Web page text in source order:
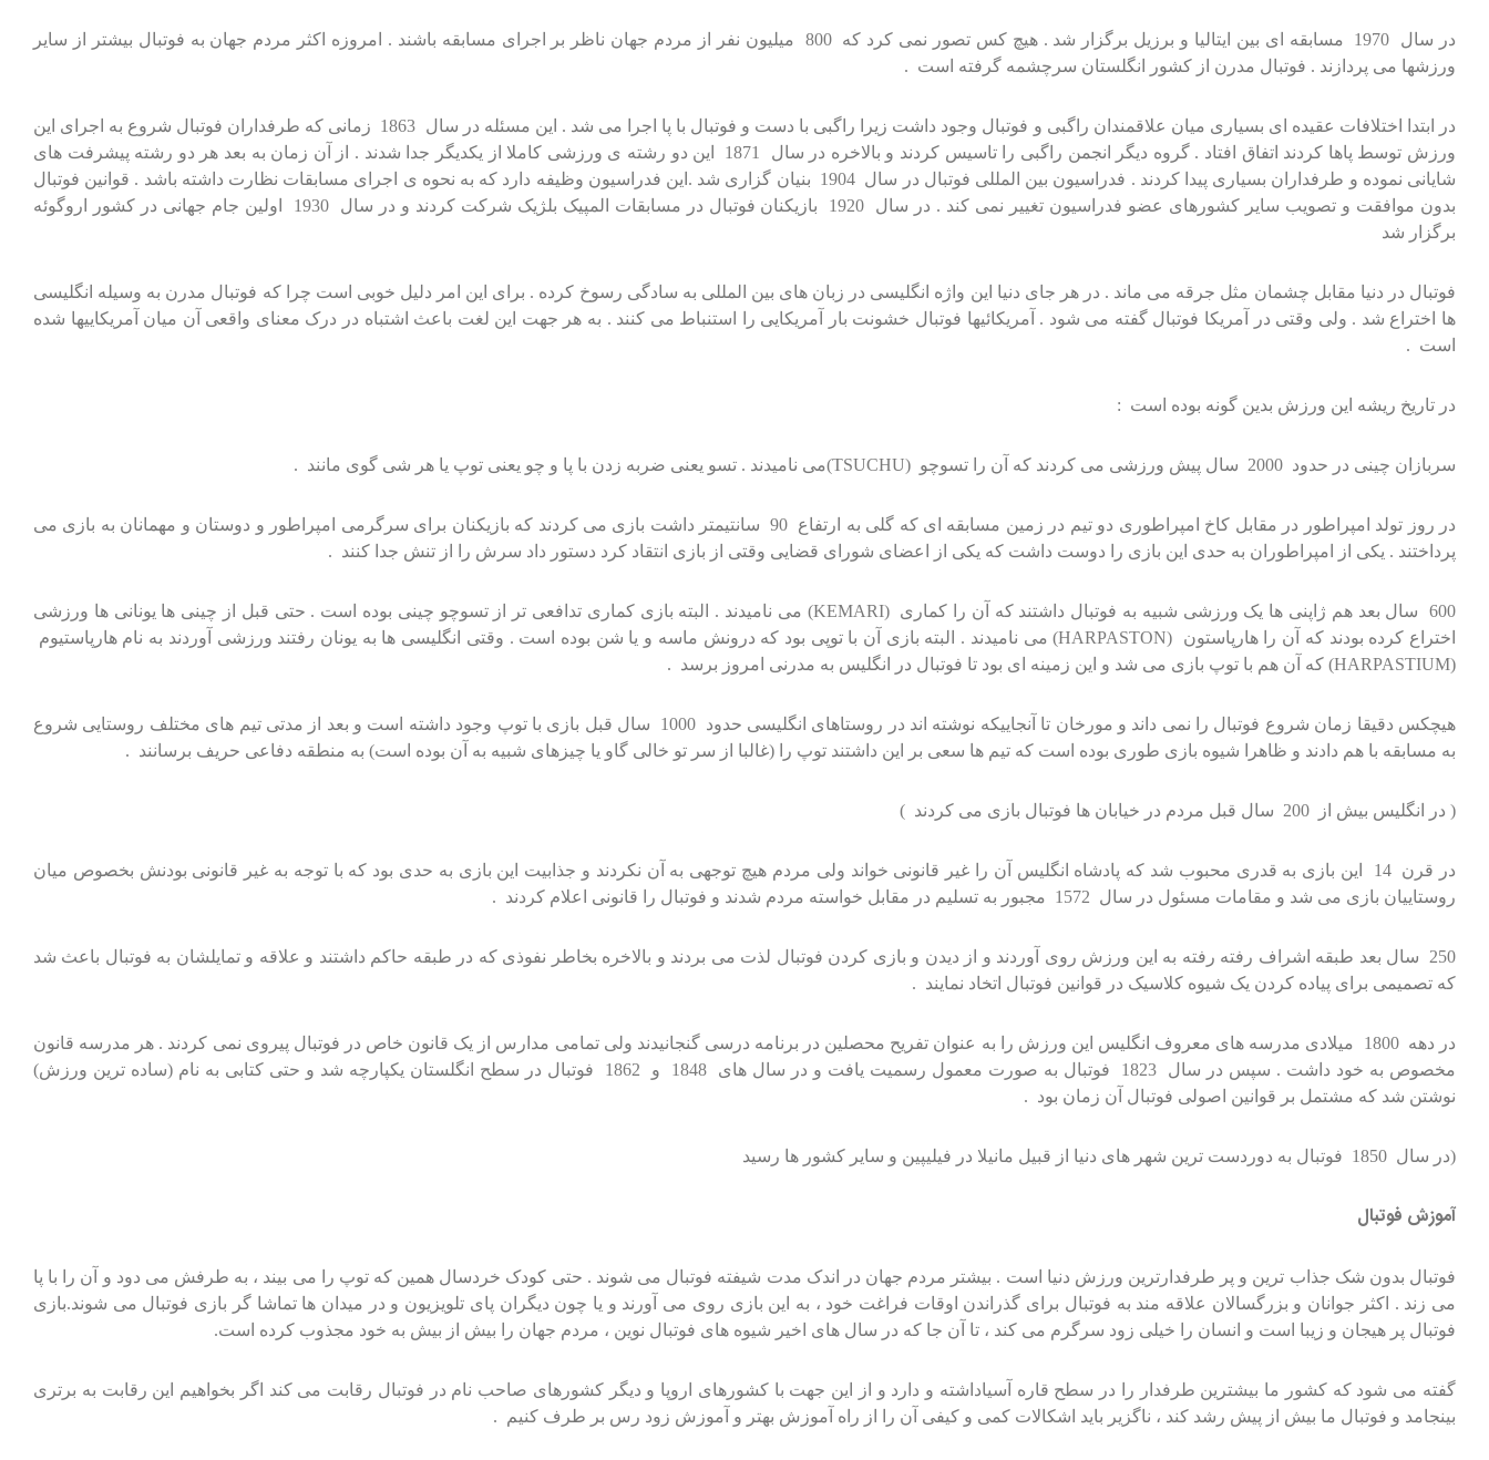
در سال 1970 مسابقه ای بین ایتالیا و برزیل برگزار شد . هیچ کس تصور نمی کرد که 800 میلیون نفر از مردم جهان ناظر بر اجرای مسابقه باشند . امروزه اکثر مردم جهان به فوتبال بیشتر از سایر
ورزشها می پردازند . فوتبال مدرن از کشور انگلستان سرچشمه گرفته است .
در ابتدا اختلافات عقیده ای بسیاری میان علاقمندان راگبی و فوتبال وجود داشت زیرا راگبی با دست و فوتبال با پا اجرا می شد . این مسئله در سال 1863 زمانی که طرفداران فوتبال شروع به اجرای این
ورزش توسط پاها کردند اتفاق افتاد . گروه دیگر انجمن راگبی را تاسیس کردند و بالاخره در سال 1871 این دو رشته ی ورزشی کاملا از یکدیگر جدا شدند . از آن زمان به بعد هر دو رشته پیشرفت های
شایانی نموده و طرفداران بسیاری پیدا کردند . فدراسیون بین المللی فوتبال در سال 1904 بنیان گزاری شد .این فدراسیون وظیفه دارد که به نحوه ی اجرای مسابقات نظارت داشته باشد . قوانین فوتبال
بدون موافقت و تصویب سایر کشورهای عضو فدراسیون تغییر نمی کند . در سال 1920 بازیکنان فوتبال در مسابقات المپیک بلژیک شرکت کردند و در سال 1930 اولین جام جهانی در کشور اروگوئه
برگزار شد
فوتبال در دنیا مقابل چشمان مثل جرقه می ماند . در هر جای دنیا این واژه انگلیسی در زبان های بین المللی به سادگی رسوخ کرده . برای این امر دلیل خوبی است چرا که فوتبال مدرن به وسیله انگلیسی
ها اختراع شد . ولی وقتی در آمریکا فوتبال گفته می شود . آمریکائیها فوتبال خشونت بار آمریکایی را استنباط می کنند . به هر جهت این لغت باعث اشتباه در درک معنای واقعی آن میان آمریکاییها شده
است .
در تاریخ ریشه این ورزش بدین گونه بوده است :
سربازان چینی در حدود 2000 سال پیش ورزشی می کردند که آن را تسوچو (TSUCHU)می نامیدند . تسو یعنی ضربه زدن با پا و چو یعنی توپ یا هر شی گوی مانند .
در روز تولد امپراطور در مقابل کاخ امپراطوری دو تیم در زمین مسابقه ای که گلی به ارتفاع 90 سانتیمتر داشت بازی می کردند که بازیکنان برای سرگرمی امپراطور و دوستان و مهمانان به بازی می
پرداختند . یکی از امپراطوران به حدی این بازی را دوست داشت که یکی از اعضای شورای قضایی وقتی از بازی انتقاد کرد دستور داد سرش را از تنش جدا کنند .
600 سال بعد هم ژاپنی ها یک ورزشی شبیه به فوتبال داشتند که آن را کماری (KEMARI) می نامیدند . البته بازی کماری تدافعی تر از تسوچو چینی بوده است . حتی قبل از چینی ها یونانی ها ورزشی
اختراع کرده بودند که آن را هارپاستون (HARPASTON) می نامیدند . البته بازی آن با توپی بود که درونش ماسه و یا شن بوده است . وقتی انگلیسی ها به یونان رفتند ورزشی آوردند به نام هارپاستیوم
(HARPASTIUM) که آن هم با توپ بازی می شد و این زمینه ای بود تا فوتبال در انگلیس به مدرنی امروز برسد .
هیچکس دقیقا زمان شروع فوتبال را نمی داند و مورخان تا آنجاییکه نوشته اند در روستاهای انگلیسی حدود 1000 سال قبل بازی با توپ وجود داشته است و بعد از مدتی تیم های مختلف روستایی شروع
به مسابقه با هم دادند و ظاهرا شیوه بازی طوری بوده است که تیم ها سعی بر این داشتند توپ را (غالبا از سر تو خالی گاو یا چیزهای شبیه به آن بوده است) به منطقه دفاعی حریف برسانند .
( در انگلیس بیش از 200 سال قبل مردم در خیابان ها فوتبال بازی می کردند )
در قرن 14 این بازی به قدری محبوب شد که پادشاه انگلیس آن را غیر قانونی خواند ولی مردم هیچ توجهی به آن نکردند و جذابیت این بازی به حدی بود که با توجه به غیر قانونی بودنش بخصوص میان
روستاییان بازی می شد و مقامات مسئول در سال 1572 مجبور به تسلیم در مقابل خواسته مردم شدند و فوتبال را قانونی اعلام کردند .
250 سال بعد طبقه اشراف رفته رفته به این ورزش روی آوردند و از دیدن و بازی کردن فوتبال لذت می بردند و بالاخره بخاطر نفوذی که در طبقه حاکم داشتند و علاقه و تمایلشان به فوتبال باعث شد
که تصمیمی برای پیاده کردن یک شیوه کلاسیک در قوانین فوتبال اتخاد نمایند .
در دهه 1800 میلادی مدرسه های معروف انگلیس این ورزش را به عنوان تفریح محصلین در برنامه درسی گنجانیدند ولی تمامی مدارس از یک قانون خاص در فوتبال پیروی نمی کردند . هر مدرسه قانون
مخصوص به خود داشت . سپس در سال 1823 فوتبال به صورت معمول رسمیت یافت و در سال های 1848 و 1862 فوتبال در سطح انگلستان یکپارچه شد و حتی کتابی به نام (ساده ترین ورزش)
نوشتن شد که مشتمل بر قوانین اصولی فوتبال آن زمان بود .
(در سال 1850 فوتبال به دوردست ترین شهر های دنیا از قبیل مانیلا در فیلیپین و سایر کشور ها رسید
آموزش فوتبال
فوتبال بدون شک جذاب ترین و پر طرفدارترین ورزش دنیا است . بیشتر مردم جهان در اندک مدت شیفته فوتبال می شوند . حتی کودک خردسال همین که توپ را می بیند ، به طرفش می دود و آن را با پا
می زند . اکثر جوانان و بزرگسالان علاقه مند به فوتبال برای گذراندن اوقات فراغت خود ، به این بازی روی می آورند و یا چون دیگران پای تلویزیون و در میدان ها تماشا گر بازی فوتبال می شوند.بازی
فوتبال پر هیجان و زیبا است و انسان را خیلی زود سرگرم می کند ، تا آن جا که در سال های اخیر شیوه های فوتبال نوین ، مردم جهان را بیش از بیش به خود مجذوب کرده است.
گفته می شود که کشور ما بیشترین طرفدار را در سطح قاره آسیاداشته و دارد و از این جهت با کشورهای اروپا و دیگر کشورهای صاحب نام در فوتبال رقابت می کند اگر بخواهیم این رقابت به برتری
بینجامد و فوتبال ما بیش از پیش رشد کند ، ناگزیر باید اشکالات کمی و کیفی آن را از راه آموزش بهتر و آموزش زود رس بر طرف کنیم .